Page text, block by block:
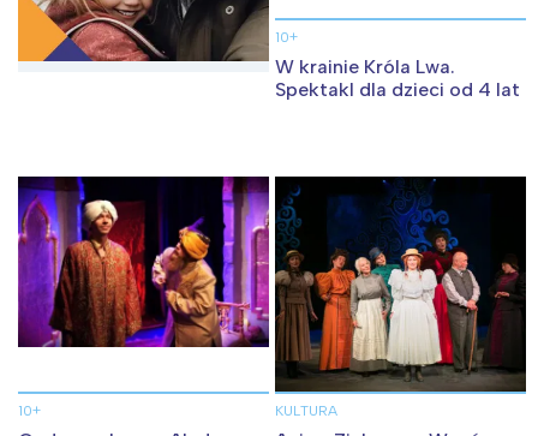
10+
W krainie Króla Lwa.
Spektakl dla dzieci od 4 lat
10+ KULTURA